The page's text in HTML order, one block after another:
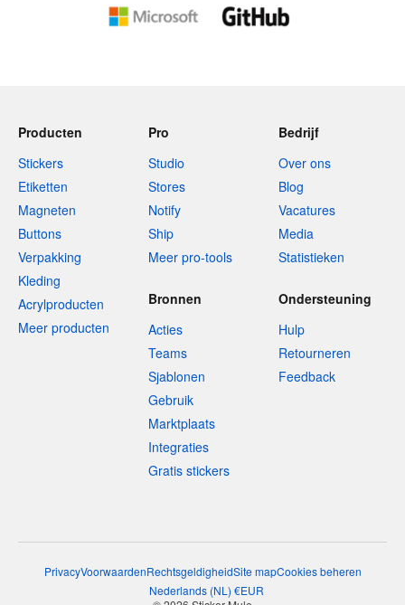
Producten
Stickers
Etiketten
Magneten
Buttons
Verpakking
Kleding
Acrylproducten
Meer producten
Pro
Studio
Stores
Notify
Ship
Meer pro-tools
Bedrijf
Over ons
Blog
Vacatures
Media
Statistieken
Bronnen
Acties
Teams
Sjablonen
Gebruik
Marktplaats
Integraties
Gratis stickers
Ondersteuning
Hulp
Retourneren
Feedback
PrivacyVoorwaardenRechtsgeldigheidSite mapCookies beheren
Nederlands(NL ) €EUR